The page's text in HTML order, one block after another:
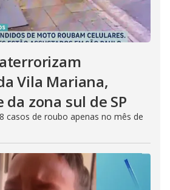
Vila Mariana,
zona sul de SP
casos de roubo apenas no mês de